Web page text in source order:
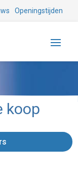
Openingstijden
koop